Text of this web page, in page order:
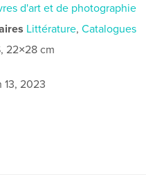
d'art et de photographie
Littérature,Catalogues
22×28 cm
13, 2023